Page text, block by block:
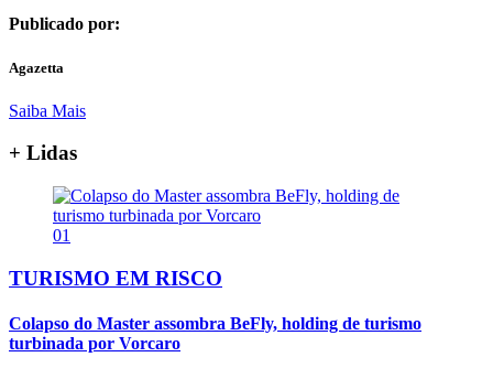
Publicado por:
Agazetta
Saiba Mais
+ Lidas
01
TURISMO EM RISCO
Colapso do Master assombra BeFly, holding de turismo
turbinada por Vorcaro